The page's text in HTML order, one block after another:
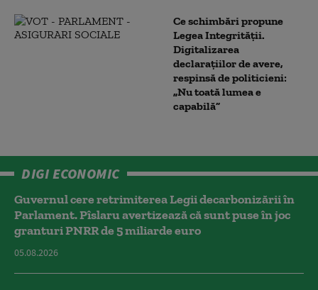
Ce schimbări propune
Legea Integrității.
Digitalizarea
declarațiilor de avere,
respinsă de politicieni:
„Nu toată lumea e
capabilă”
DIGI ECONOMIC
Guvernul cere retrimiterea Legii decarbonizării în
Parlament. Pîslaru avertizează că sunt puse în joc
granturi PNRR de 5 miliarde euro
05.08.2026